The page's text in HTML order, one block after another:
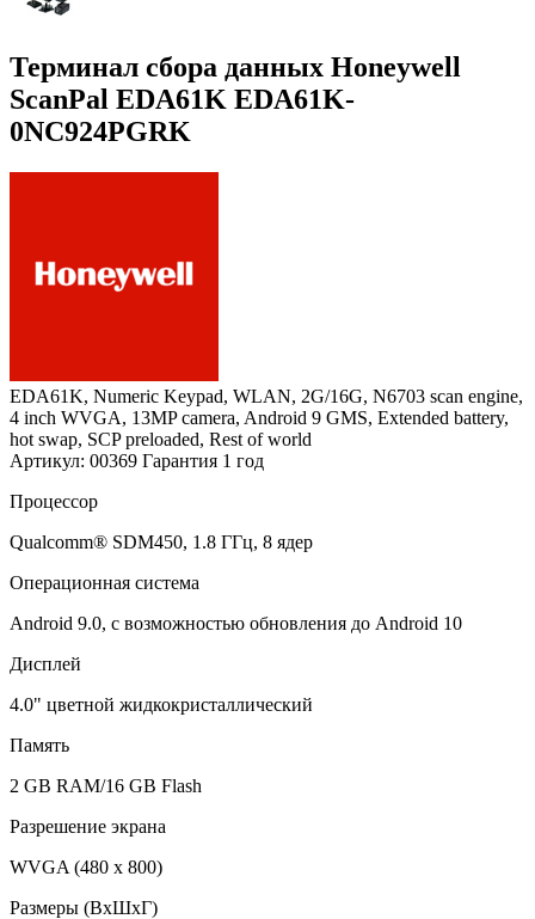
Терминал сбора данных Honeywell
ScanPal EDA61K EDA61K-
0NC924PGRK
EDA61K, Numeric Keypad, WLAN, 2G/16G, N6703 scan engine,
4 inch WVGA, 13MP camera, Android 9 GMS, Extended battery,
hot swap, SCP preloaded, Rest of world
Артикул: 00369 Гарантия 1 год
Процессор
Qualcomm® SDM450, 1.8 ГГц, 8 ядер
Операционная система
Android 9.0, с возможностью обновления до Android 10
Дисплей
4.0" цветной жидкокристаллический
Память
2 GB RAM/16 GB Flash
Разрешение экрана
WVGA (480 x 800)
Размеры (ВхШхГ)